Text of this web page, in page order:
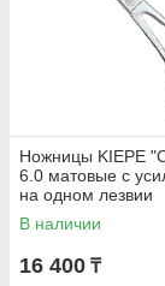
Ножницы KIEPE
6.0 матовые с
на одном лезвии
микронасечка,
форма
В наличии
16 400 ₸